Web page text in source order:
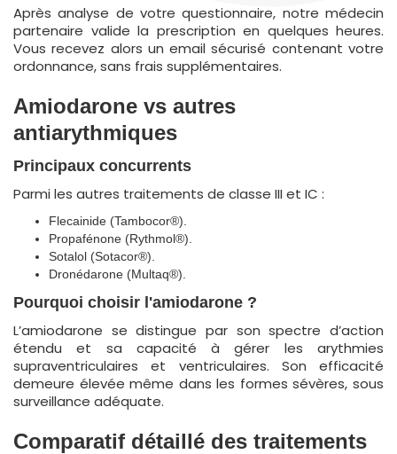
Après analyse de votre questionnaire, notre médecin
partenaire valide la prescription en quelques heures.
Vous recevez alors un email sécurisé contenant votre
ordonnance, sans frais supplémentaires.
Amiodarone vs autres
antiarythmiques
Principaux concurrents
Parmi les autres traitements de classe III et IC :
Flecainide (Tambocor®).
Propafénone (Rythmol®).
Sotalol (Sotacor®).
Dronédarone (Multaq®).
Pourquoi choisir l'amiodarone ?
L’amiodarone se distingue par son spectre d’action
étendu et sa capacité à gérer les arythmies
supraventriculaires et ventriculaires. Son efficacité
demeure élevée même dans les formes sévères, sous
surveillance adéquate.
Comparatif détaillé des traitements